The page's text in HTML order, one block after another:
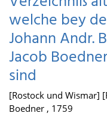
welche bey
Johann Andr.
Jacob
sind
[Rostock und Wismar]
Boedner , 1759